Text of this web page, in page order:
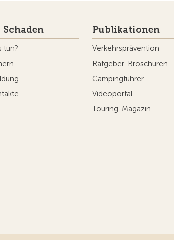
tun?
Publikationen
Verkehrsprävention
Ratgeber-Broschüren
Campingführer
Videoportal
Touring-Magazin